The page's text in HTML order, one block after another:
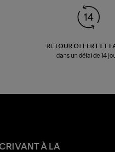
RETOUR OFFERT ET
dans un délai de 14
À LA